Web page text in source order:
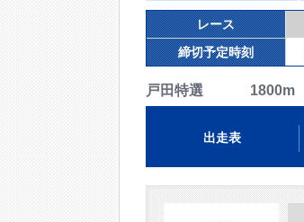
レース
締切予定時刻
戸田特選 1800m
出走表